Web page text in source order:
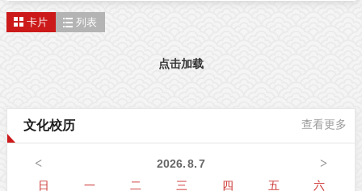
5-HT2AR，能够开启肠道神经与免疫细胞之间的“神秘对话”，唤
升结直肠癌的治疗效果。该发现为结直肠癌的临床治疗提供了新
疫检查点抑制剂在肿瘤治疗方面表现突出。然而，85%以上的
CRC病人属于微卫星稳定型（MSS）“冷肿瘤”，其肿瘤微环境中
应。这一困境，已成为临床治疗的主
卡片 列表
点击加载
文化校历 查看更多
< >
2026.8.7
日
一 二 三 四 五 六